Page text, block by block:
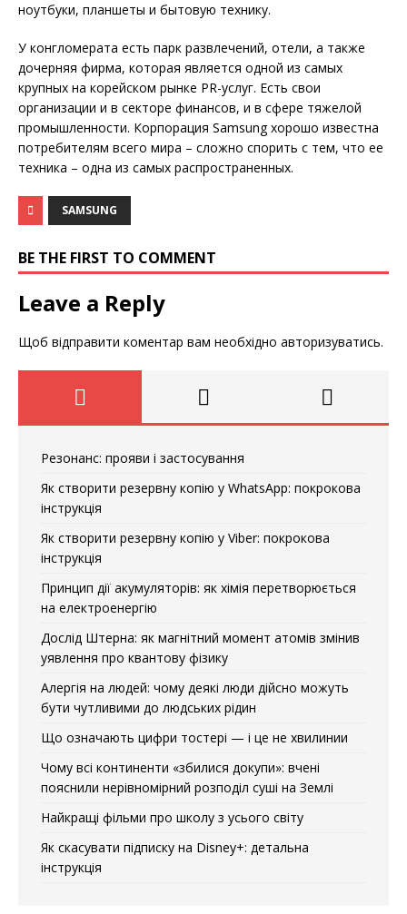
ноутбуки, планшеты и бытовую технику.
У конгломерата есть парк развлечений, отели, а также
дочерняя фирма, которая является одной из самых
крупных на корейском рынке PR-услуг. Есть свои
организации и в секторе финансов, и в сфере тяжелой
промышленности. Корпорация Samsung хорошо известна
потребителям всего мира – сложно спорить с тем, что ее
техника – одна из самых распространенных.
SAMSUNG
BE THE FIRST TO COMMENT
Leave a Reply
Щоб відправити коментар вам необхідно авторизуватись.
Резонанс: прояви і застосування
Як створити резервну копію у WhatsApp: покрокова
інструкція
Як створити резервну копію у Viber: покрокова
інструкція
Принцип дії акумуляторів: як хімія перетворюється
на електроенергію
Дослід Штерна: як магнітний момент атомів змінив
уявлення про квантову фізику
Алергія на людей: чому деякі люди дійсно можуть
бути чутливими до людських рідин
Що означають цифри тостері — і це не хвилинии
Чому всі континенти «збилися докупи»: вчені
пояснили нерівномірний розподіл суші на Землі
Найкращі фільми про школу з усього світу
Як скасувати підписку на Disney+: детальна
інструкція